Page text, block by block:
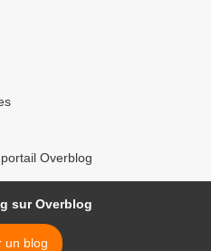
Overblog
sur Overblog
un blog